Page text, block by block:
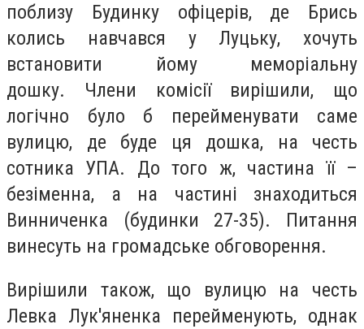
поблизу Будинку офіцерів, де Брись
колись навчався у Луцьку, хочуть
встановити йому меморіальну
дошку. Члени комісії вирішили, що
логічно було б перейменувати саме
вулицю, де буде ця дошка, на честь
сотника УПА. До того ж, частина її –
безіменна, а на частині знаходиться
Винниченка (будинки 27-35). Питання
винесуть на громадське обговорення.
Вирішили також, що вулицю на честь
Левка Лук'яненка перейменують, однак